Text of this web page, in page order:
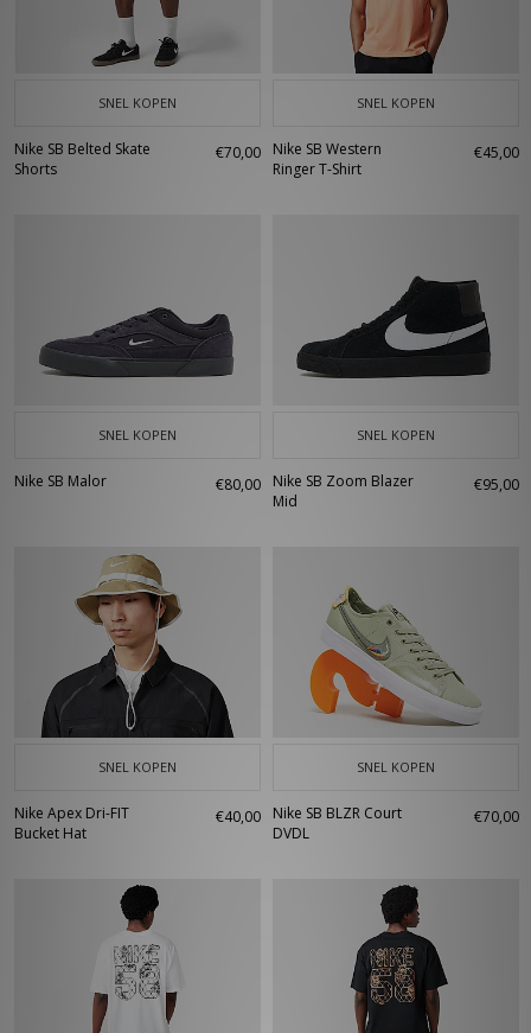
SNEL KOPEN
Nike SB Belted Skate
Shorts
€70,00
SNEL KOPEN
Nike SB Western
Ringer T-Shirt
€45,00
SNEL KOPEN
Nike SB Malor €80,00
SNEL KOPEN
Nike SB Zoom Blazer
Mid
€95,00
SNEL KOPEN
Nike Apex Dri-FIT
Bucket Hat
€40,00
SNEL KOPEN
Nike SB BLZR Court
DVDL
€70,00